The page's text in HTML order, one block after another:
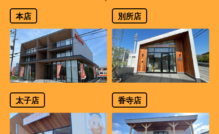
本店 別所店
太子店 香寺店